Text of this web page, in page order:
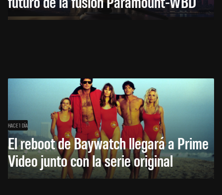
HACE 1 DÍA
El reboot de Baywatch llegará a Prime
Video junto con la serie original